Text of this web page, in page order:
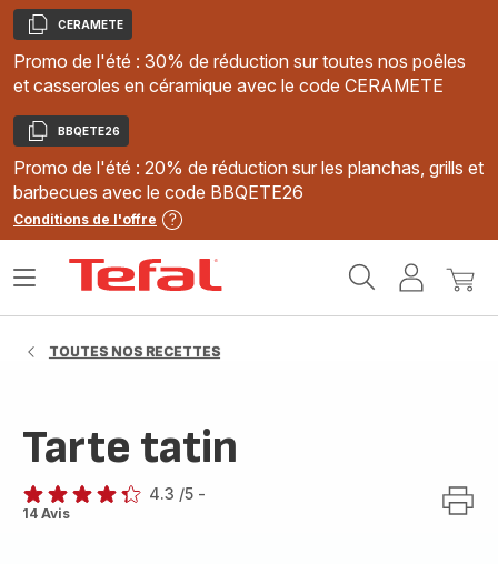
Copier
CERAMETE
Promo de l'été : 30% de réduction sur toutes nos poêles
et casseroles en céramique avec le code CERAMETE
Copier
BBQETE26
Promo de l'été : 20% de réduction sur les planchas, grills et
barbecues avec le code BBQETE26
Conditions de l'offre
MonMon
Ouvrir
TOUTES NOS RECETTES
Tarte tatin
ratings.4.3
4.3 /5 -
14 Avis